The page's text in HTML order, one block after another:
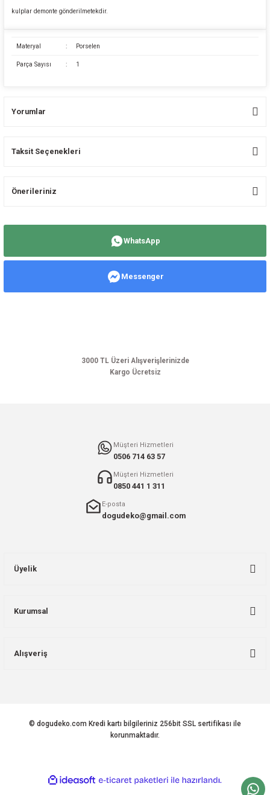
kulplar demonte gönderilmetekdir.
Materyal : Porselen
Parça Sayısı : 1
Yorumlar
Taksit Seçenekleri
Önerileriniz
Ürün resmi kalitesiz, bozuk veya görüntülenemiyor.
WhatsApp
Messenger
3000 TL Üzeri Alışverişlerinizde
Kargo Ücretsiz
Müşteri Hizmetleri
0506 714 63 57
Müşteri Hizmetleri
0850 441 1 311
E-posta
dogudeko@gmail.com
Üyelik
Kurumsal
Alışveriş
© dogudeko.com Kredi kartı bilgileriniz 256bit SSL sertifikası ile
korunmaktadır.
ideasoft
e-
hazırlandı.